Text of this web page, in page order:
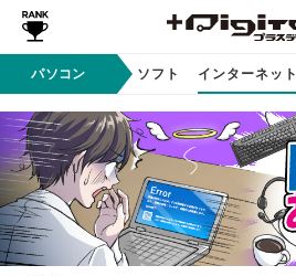
パソコン
AI PC 周辺機器 ソフト インターネット